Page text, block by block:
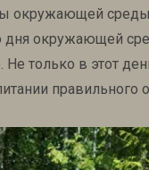
окружающей
дня окружающей
только в этот
правильного